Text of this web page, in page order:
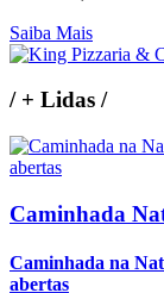
Saiba Mais
/+ Lidas /
Caminhada
Caminhada na
abertas